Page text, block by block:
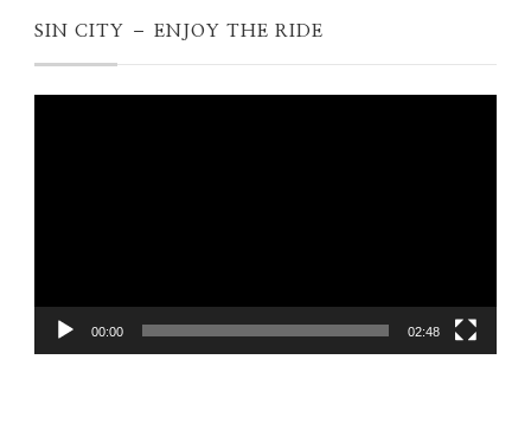
SIN CITY – ENJOY THE RIDE
00:00 02:48